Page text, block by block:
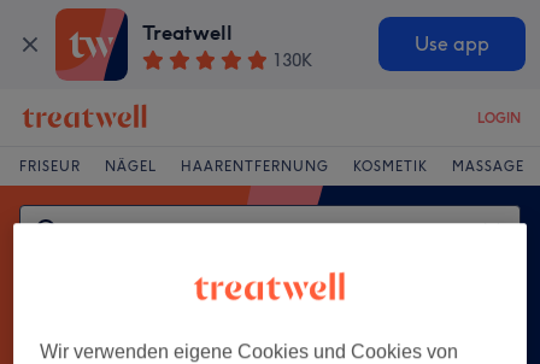
Treatwell
130K
Use app
LOGIN
FRISEUR NÄGEL HAARENTFERNUNG KOSMETIK MASSAGE
Wir verwenden eigene Cookies und Cookies von